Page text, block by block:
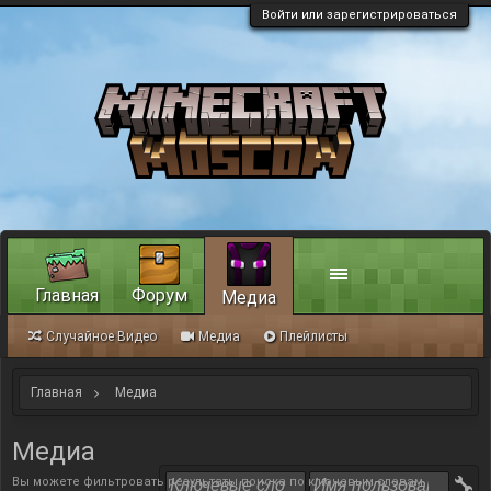
Войти или зарегистрироваться
Главная Медиа
Медиа
Вы можете фильтровать результаты поиска по ключевым словам,
Главная Форум Медиа
Случайное Видео Медиа Плейлисты